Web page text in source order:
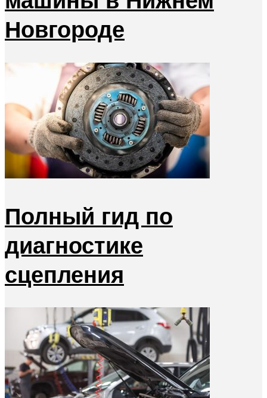
Новгороде
Полный гид по
диагностике
сцепления